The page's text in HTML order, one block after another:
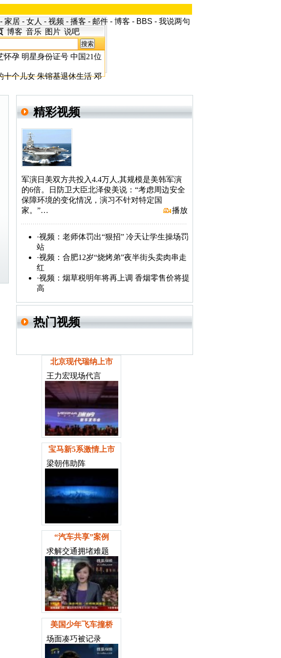
- 家居 - 女人 - 视频 - 播客 - 邮件 - 博客 - BBS - 我说两句
博客 音乐 图片 说吧
怀孕 明星身份证号 中国21位
十个儿女 朱镕基退休生活 邓
精彩视频
军演日美双方共投入4.4万人,其规模是美韩军演
的6倍。日防卫大臣北泽俊美说：“考虑周边安全
保障环境的变化情况，演习不针对特定国
家。”…
播放
·视频：老师体罚出“狠招” 冷天让学生操场罚
站
·视频：合肥12岁“烧烤弟”夜半街头卖肉串走
红
·视频：烟草税明年将再上调 香烟零售价将提
高
热门视频
北京现代瑞纳上市
王力宏现场代言
宝马新5系激情上市
梁朝伟助阵
“汽车共享”案例
求解交通拥堵难题
美国少年飞车撞桥
场面凑巧被记录